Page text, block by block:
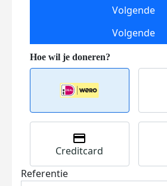
Volgende
Volgende
Creditcard
Referentie